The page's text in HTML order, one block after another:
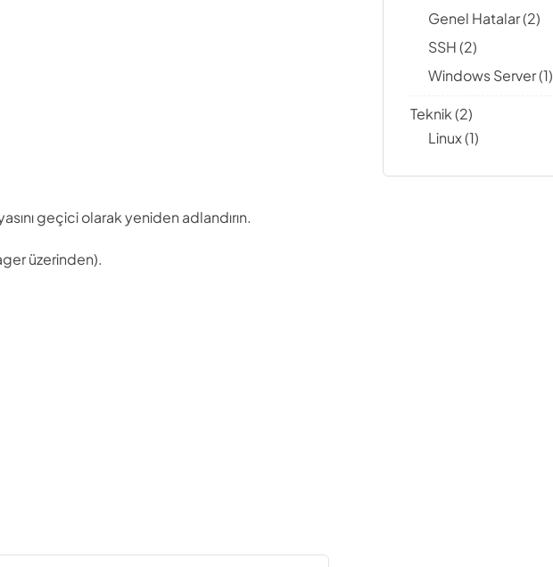
geçici olarak yeniden adlandırın.
üzerinden).
Genel Hatalar(2)
SSH(2)
Windows Server(1)
Teknik(2)
Linux(1)